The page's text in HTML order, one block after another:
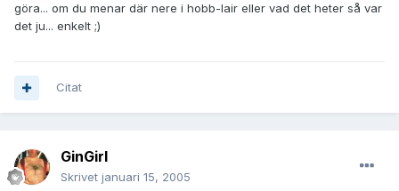
göra... om du menar där nere i hobb-lair eller vad det heter så var
det ju... enkelt ;)
Citat
GinGirl
Skrivet januari 15, 2005